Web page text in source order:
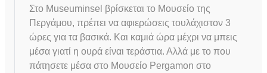
Στο Museuminsel βρίσκεται το Μουσείο της
Περγάμου, πρέπει να αφιερώσεις τουλάχιστον 3
ώρες για τα βασικά. Και καμιά ώρα μέχρι να μπεις
μέσα γιατί η ουρά είναι τεράστια. Αλλά με το που
πάτησετε μέσα στο Μουσείο Pergamon στο